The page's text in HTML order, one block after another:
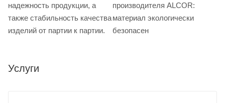
надежность продукции, а
также стабильность качества
изделий от партии к партии.
производителя ALCOR:
материал экологически
безопасен
Услуги